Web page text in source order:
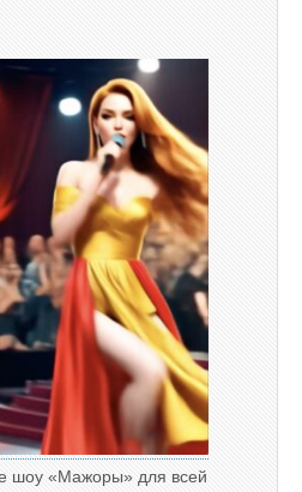
шоу «Мажоры» для всей